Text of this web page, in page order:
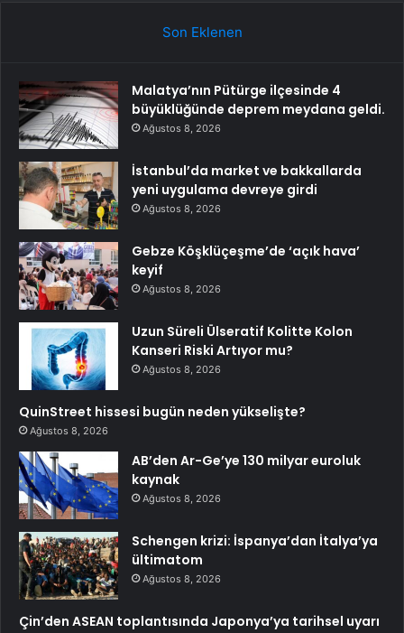
Son Eklenen
Malatya’nın Pütürge ilçesinde 4
büyüklüğünde deprem meydana geldi.
Ağustos 8, 2026
İstanbul’da market ve bakkallarda
yeni uygulama devreye girdi
Ağustos 8, 2026
Gebze Köşklüçeşme’de ‘açık hava’
keyif
Ağustos 8, 2026
Uzun Süreli Ülseratif Kolitte Kolon
Kanseri Riski Artıyor mu?
Ağustos 8, 2026
QuinStreet hissesi bugün neden yükselişte?
Ağustos 8, 2026
AB’den Ar-Ge’ye 130 milyar euroluk
kaynak
Ağustos 8, 2026
Schengen krizi: İspanya’dan İtalya’ya
ültimatom
Ağustos 8, 2026
Çin’den ASEAN toplantısında Japonya’ya tarihsel uyarı